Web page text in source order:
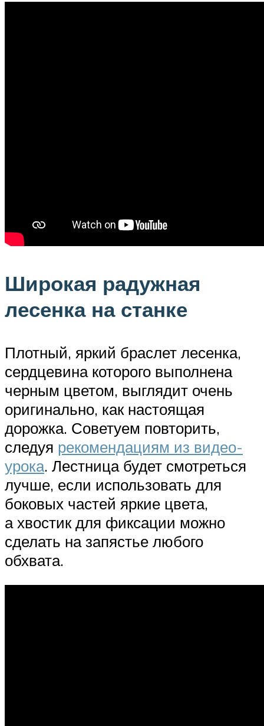
Широкая радужная
лесенка на станке
Плотный, яркий браслет лесенка,
сердцевина которого выполнена
черным цветом, выглядит очень
оригинально, как настоящая
дорожка. Советуем повторить,
следуя рекомендациям из видео-
урока. Лестница будет смотреться
лучше, если использовать для
боковых частей яркие цвета,
а хвостик для фиксации можно
сделать на запястье любого
обхвата.